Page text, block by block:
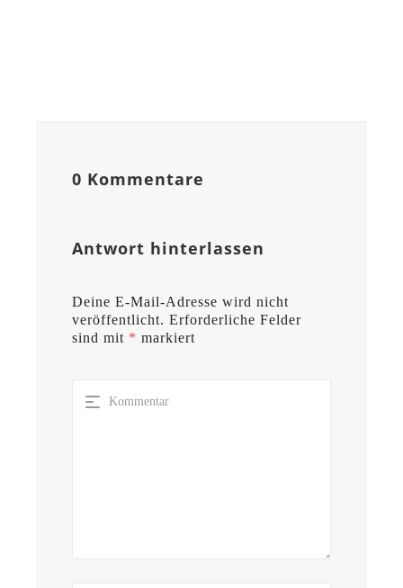
0 Kommentare
Antwort hinterlassen
Deine E-Mail-Adresse wird nicht
veröffentlicht. Erforderliche Felder
sind mit * markiert